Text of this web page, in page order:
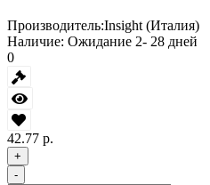
Производитель:Insight (Италия)
Наличие: Ожидание 2- 28 дней
0
42.77 р.
+
-